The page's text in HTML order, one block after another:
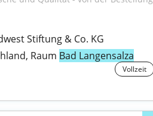
Stiftung & Co. KG
Raum Bad Langensalza
Vollzeit